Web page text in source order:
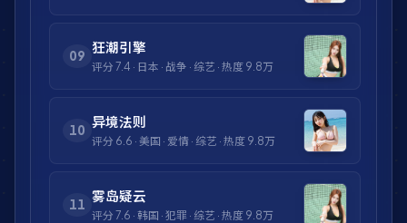
09
狂潮引擎
评分 7.4 · 日本 · 战争 · 综艺 · 热度 9.8万
10
异境法则
评分 6.6 · 美国 · 爱情 · 综艺 · 热度 9.8万
11
雾岛疑云
评分 7.6 · 韩国 · 犯罪 · 综艺 · 热度 9.8万